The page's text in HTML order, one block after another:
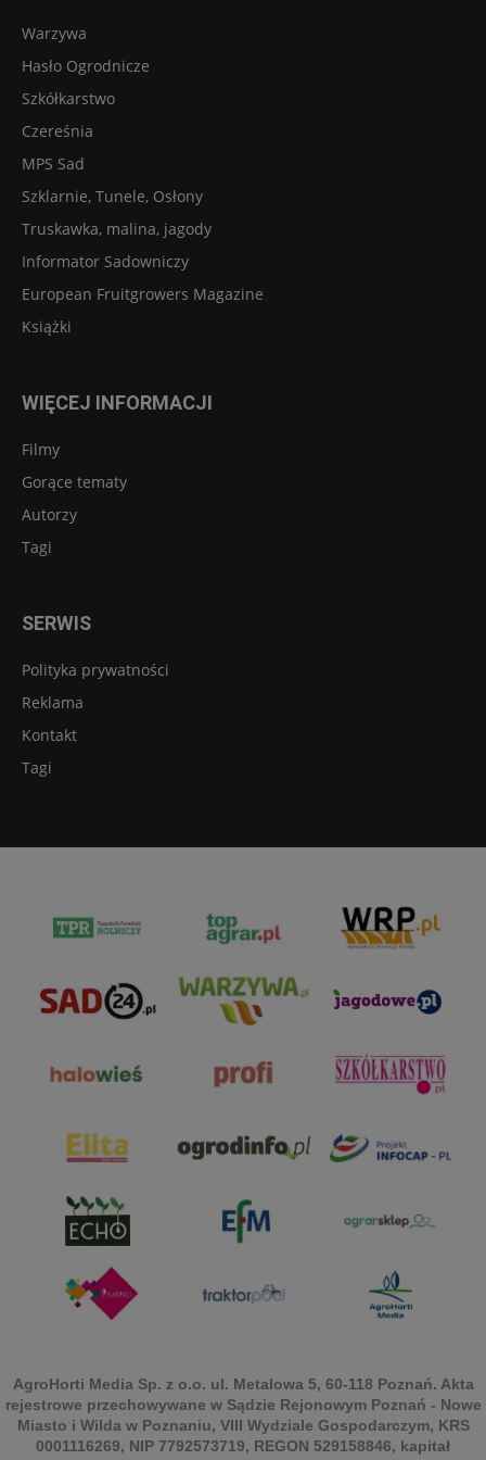
Warzywa
Hasło Ogrodnicze
Szkółkarstwo
Czereśnia
MPS Sad
Szklarnie, Tunele, Osłony
Truskawka, malina, jagody
Informator Sadowniczy
European Fruitgrowers Magazine
Książki
WIĘCEJ INFORMACJI
Filmy
Gorące tematy
Autorzy
Tagi
SERWIS
Polityka prywatności
Reklama
Kontakt
Tagi
AgroHorti Media Sp. z o.o. ul. Metalowa 5, 60-118 Poznań. Akta
rejestrowe przechowywane w Sądzie Rejonowym Poznań - Nowe
Miasto i Wilda w Poznaniu, VIII Wydziale Gospodarczym, KRS
0001116269, NIP 7792573719, REGON 529158846, kapitał